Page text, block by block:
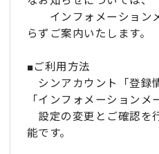
インフォメーション
らずご案内いたします。
■ご利用方法
シンアカウント「登録
「インフォメーションメ
設定の変更とご確認を
能です。